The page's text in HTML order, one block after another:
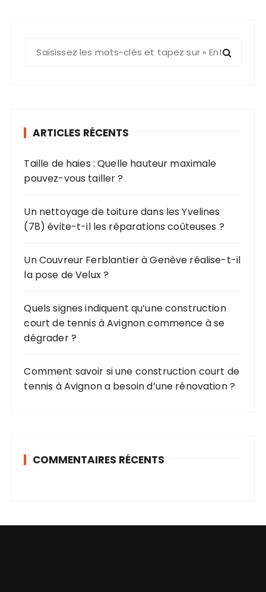
e
p
u
r
:
ARTICLES RÉCENTS
Taille de haies : Quelle hauteur maximale
pouvez-vous tailler ?
Un nettoyage de toiture dans les Yvelines
(78) évite-t-il les réparations coûteuses ?
Un Couvreur Ferblantier à Genève réalise-t-il
la pose de Velux ?
Quels signes indiquent qu’une construction
court de tennis à Avignon commence à se
dégrader ?
Comment savoir si une construction court de
tennis à Avignon a besoin d’une rénovation ?
COMMENTAIRES RÉCENTS